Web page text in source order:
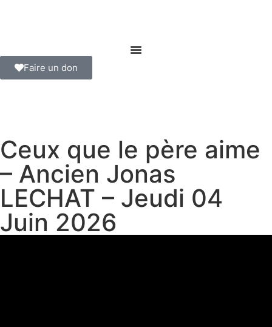
Faire un don
Ceux que le père aime
– Ancien Jonas
LECHAT – Jeudi 04
Juin 2026